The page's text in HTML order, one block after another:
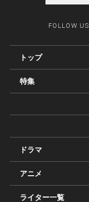
FOLLOW US
トップ
特集
ドラマ
アニメ
ライター一覧